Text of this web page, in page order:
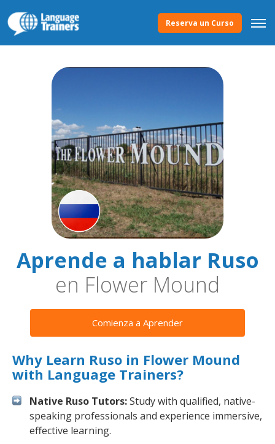
Reserva un Curso
Aprende a hablar Ruso
en Flower Mound
Comienza a Aprender
Why Learn Ruso in Flower Mound
with Language Trainers?
Native Ruso Tutors:Study with qualified, native-
speaking professionals and experience immersive,
effective learning.